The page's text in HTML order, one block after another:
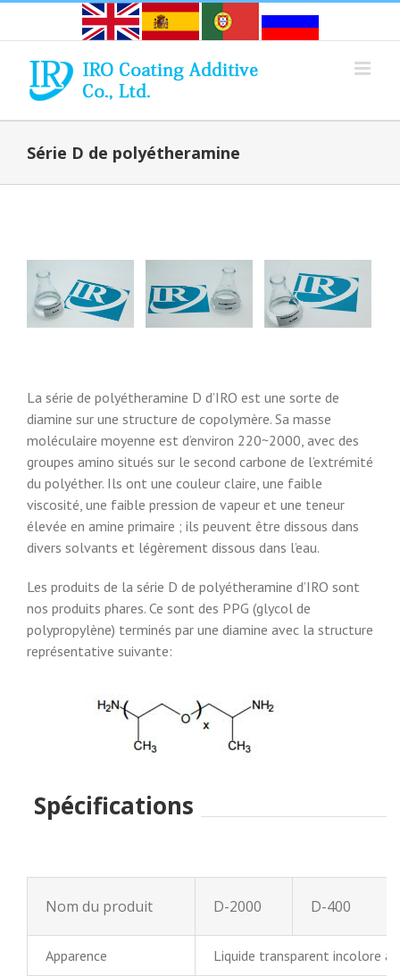
Série D de polyétheramine
La série de polyétheramine D d’IRO est une sorte de
diamine sur une structure de copolymère. Sa masse
moléculaire moyenne est d’environ 220~2000, avec des
groupes amino situés sur le second carbone de l’extrémité
du polyéther. Ils ont une couleur claire, une faible
viscosité, une faible pression de vapeur et une teneur
élevée en amine primaire ; ils peuvent être dissous dans
divers solvants et légèrement dissous dans l’eau.
Les produits de la série D de polyétheramine d’IRO sont
nos produits phares. Ce sont des PPG (glycol de
polypropylène) terminés par une diamine avec la structure
représentative suivante:
Spécifications
Nom du produit D-2000 D-400
Apparence Liquide transparent incolore à